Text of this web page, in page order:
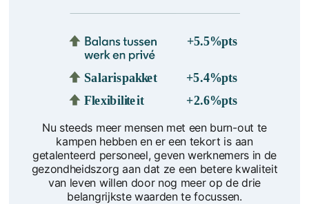
Nu steeds meer mensen met een burn-out te
kampen hebben en er een tekort is aan
getalenteerd personeel, geven werknemers in de
gezondheidszorg aan dat ze een betere kwaliteit
van leven willen door nog meer op de drie
belangrijkste waarden te focussen.